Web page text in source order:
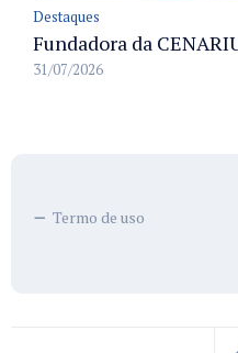
Destaques
31/07/2026
Termo de uso